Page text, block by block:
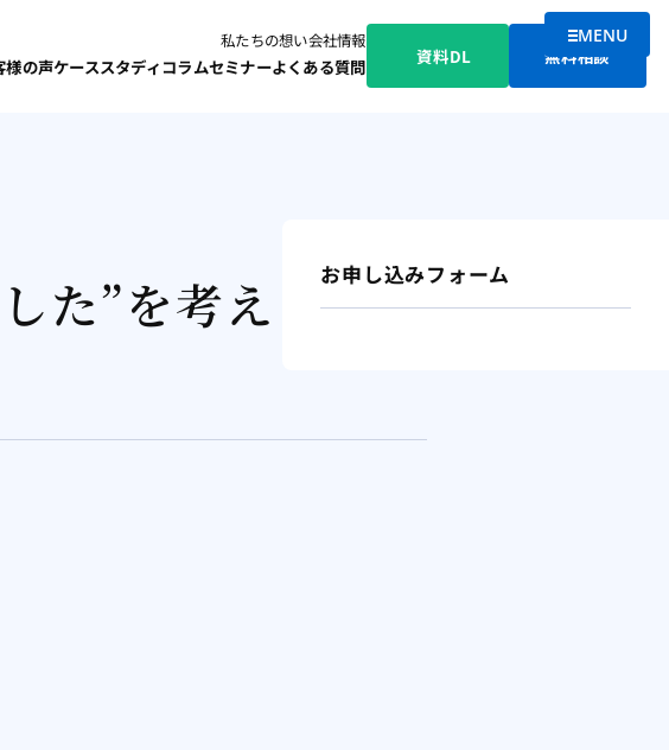
メニュー
MENU
私たちの想い会社情報
様の声ケーススタディ コラムセミナーよくある質問 資料DL 無料相談
た”を考えるお申し込みフォーム